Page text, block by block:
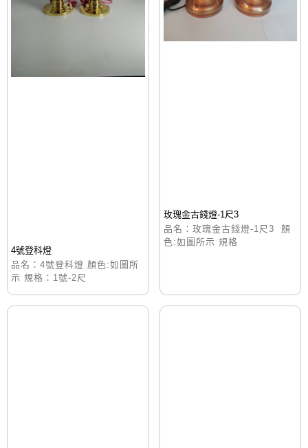
4號登科燈
品名：4號登科燈 顏色:如圖所
示 規格：1號-2尺
玫瑰金古錢燈-1尺3
品名：玫瑰金古錢燈-1尺3 顏
色:如圖所示 規格